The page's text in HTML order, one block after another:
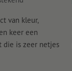
van kleur,
keer een
die is zeer netjes